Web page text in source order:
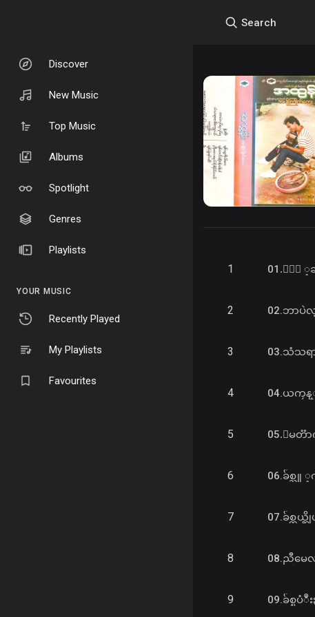
Discover
New Music
Top Music
Albums
Spotlight
Genres
Playlists
YOUR MUSIC
Recently Played
My Playlists
Favourites
Search
1 01.ႏြဲ
2 02.ဘာပဲလု
3 03.သံသရ
4 04.ယကၠန္
5 05.ေမတၱ
6 06.ခ်စ္သူ
7 07.ခ်စ္တယ္
8 08.ညီမေ
9 09.ခ်စ္ၿ